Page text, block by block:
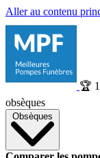
Aller au contenu
🏆 1
obsèques
Obsèques